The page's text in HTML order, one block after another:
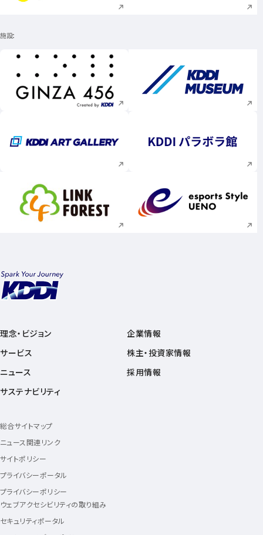
施設
新規ウィンドウで開く 新規ウィンドウで
新規ウィンドウで開く 新規ウィンドウで
新規ウィンドウで開く 新規ウィンドウで
理念・ビジョン
サービス
ニュース
サステナビリティ
企業情報
株主・投資家情報
採用情報
総合サイトマップ
ニュース関連リンク
サイトポリシー
プライバシーポータル
プライバシーポリシー
ウェブアクセシビリティの取り組み
セキュリティポータル